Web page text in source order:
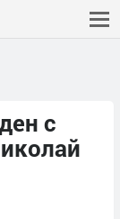
с